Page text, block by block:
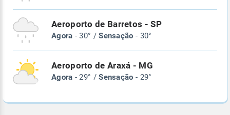
Aeroporto de Barretos - SP
Agora - 30° /Sensação - 30°
Aeroporto de Araxá - MG
Agora - 29° /Sensação - 29°